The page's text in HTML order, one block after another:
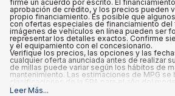
firme un acuerdo por escrito. El
aprobación de crédito, y los precios pueden
propio financiamiento. Es posible que
con ofertas especiales de financiamiento del
imágenes de vehículos en línea pueden ser
representar los detalles exactos. Confirme
y el equipamiento con el concesionario.
Verifique los precios, las opciones y las
cualquier oferta anunciada antes de realizar
de millas puede variar según los hábitos de
mantenimiento. Las estimaciones de MPG se
clasificaciones de la EPA para el año del
para fines de comparación.
Leer Más...